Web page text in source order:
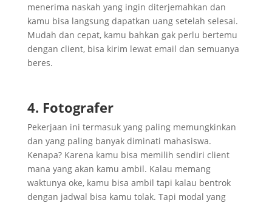
menerima naskah yang ingin diterjemahkan dan
kamu bisa langsung dapatkan uang setelah selesai.
Mudah dan cepat, kamu bahkan gak perlu bertemu
dengan client, bisa kirim lewat email dan semuanya
beres.
4. Fotografer
Pekerjaan ini termasuk yang paling memungkinkan
dan yang paling banyak diminati mahasiswa.
Kenapa? Karena kamu bisa memilih sendiri client
mana yang akan kamu ambil. Kalau memang
waktunya oke, kamu bisa ambil tapi kalau bentrok
dengan jadwal bisa kamu tolak. Tapi modal yang